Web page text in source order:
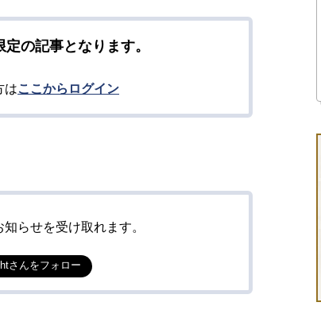
の記事となります。
はここからログイン
らせを受け取れます。
さんをフォロー